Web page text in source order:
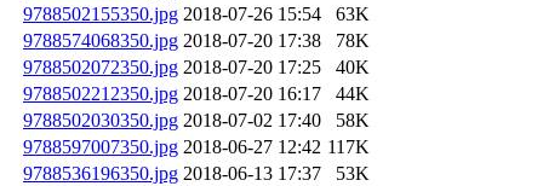
9788502155350.jpg 2018-07-26 15:54
63K
9788574068350.jpg 2018-07-20 17:38
78K
9788502072350.jpg 2018-07-20 17:25
40K
9788502212350.jpg 2018-07-20 16:17
44K
9788502030350.jpg 2018-07-02 17:40
58K
9788597007350.jpg 2018-06-27 12:42 117K
9788536196350.jpg 2018-06-13 17:37
53K